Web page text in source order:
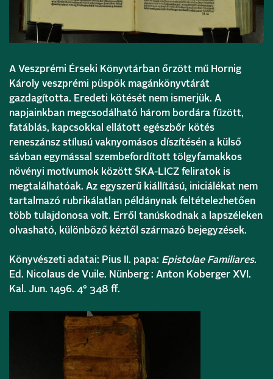
A Veszprémi Érseki Könyvtárban őrzött mű Hornig
Károly veszprémi püspök magánkönyvtárát
gazdagította. Eredeti kötését nem ismerjük. A
napjainkban megcsodálható három bordára fűzött,
fatáblás, kapcsokkal ellátott egészbőr kötés
reneszánsz stílusú vaknyomásos díszítésén a külső
sávban egymással szembefordított tölgyfamakkos
növényi motívumok között SKA-LICZ feliratok is
megtalálhatóak. Az egyszerű kiállítású, iniciálékat nem
tartalmazó rubrikálatlan példánynak feltételezhetően
több tulajdonosa volt. Erről tanúskodnak a lapszéleken
olvasható, különböző kéztől származó bejegyzések.
Könyvészeti adatai: Pius II. papa: Epistolae Familiares.
Ed. Nicolaus de Vuile. Nünberg : Anton Koberger XVI.
Kal. Jun. 1496. 4° 348 ff.